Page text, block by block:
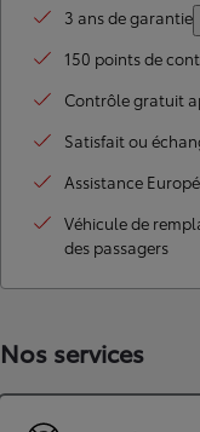
3 ans de garantie
150 points de
Contrôle gratuit
Satisfait ou
Assistance
Véhicule de
des passagers
Nos services